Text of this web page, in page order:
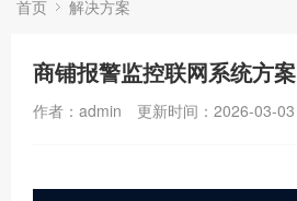
首页 解决方案
商铺报警监控联网系统方案
作者：admin 更新时间：2026-03-03